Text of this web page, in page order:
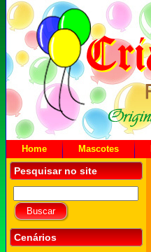
Home Mascotes
Pesquisar no site
Cenários